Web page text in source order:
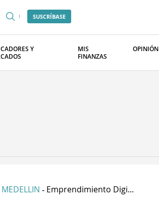
SUSCRÍBASE
Y
MIS
FINANZAS
OPINIÓN
- Emprendimiento Digi...